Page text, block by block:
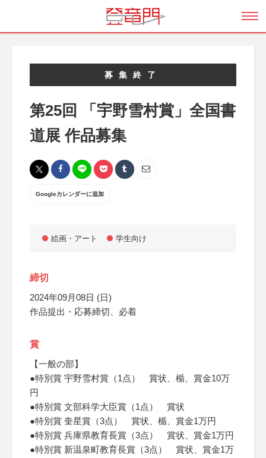
募集終了
第25回 「宇野雪村賞」全国書
道展 作品募集
Googleカレンダーに追加
絵画・アート 学生向け
締切
2024年09月08日 (日)
作品提出・応募締切、必着
賞
【一般の部】
●特別賞 宇野雪村賞（1点） 賞状、楯、賞金10万
円
●特別賞 文部科学大臣賞（1点） 賞状
●特別賞 奎星賞（3点） 賞状、楯、賞金1万円
●特別賞 兵庫県教育長賞（3点） 賞状、賞金1万円
●特別賞 新温泉町教育長賞（3点） 賞状、賞金1万